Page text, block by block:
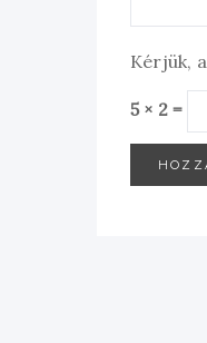
Kérjük,
5 × 2 =